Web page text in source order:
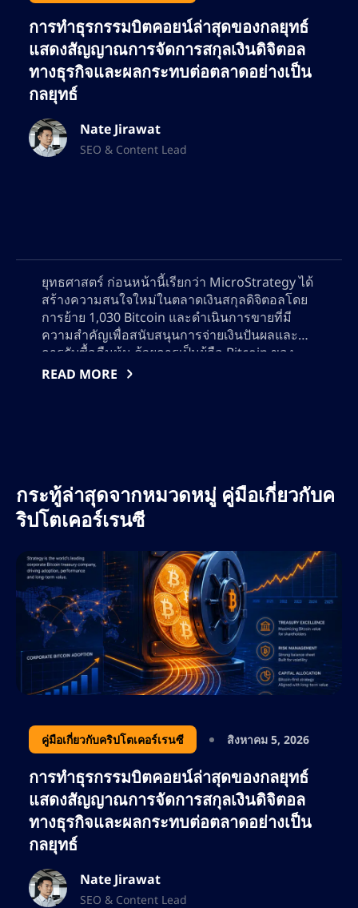
บล็อกเชน และการตลาดที่ขับเคลื่อนด้วยข้อมูล
เนทยังคงขยายขอบเขตในวงการ SEO อย่างต่อ
เนื่อง ช่วยให้แบรนด์ต่างๆ เพิ่มการมองเห็นทาง
ออนไลน์ให้สูงสุด และดึงดูดกลุ่มลูกค้าที่ภักดีทั้ง
เทรดเดอร์และนักลงทุน
การทำธุรกรรมบิตคอยน์ล่าสุดของกลยุทธ์
แสดงสัญญาณการจัดการสกุลเงินดิจิตอล
ทางธุรกิจและผลกระทบต่อตลาดอย่างเป็น
กลยุทธ์
Nate Jirawat
SEO & Content Lead
ยุทธศาสตร์ ก่อนหน้านี้เรียกว่า MicroStrategy ได้
สร้างความสนใจใหม่ในตลาดเงินสกุลดิจิตอลโดย
การย้าย 1,030 Bitcoin และดำเนินการขายที่มี
ความสำคัญเพื่อสนับสนุนการจ่ายเงินปันผลและ
การรับซื้อคืนหุ้น ด้วยการเป็นผู้ถือ Bitcoin ของ
องค์กรที่ใหญ่ที่สุดในโลก ยุทธศาสตร์และการปรับ
READ MORE
กระทู้ล่าสุดจากหมวดหมู่ คู่มือเกี่ยวกับค
ริปโตเคอร์เรนซี
คู่มือเกี่ยวกับคริปโตเคอร์เรนซี สิงหาคม 5, 2026
การทำธุรกรรมบิตคอยน์ล่าสุดของกลยุทธ์
แสดงสัญญาณการจัดการสกุลเงินดิจิตอล
ทางธุรกิจและผลกระทบต่อตลาดอย่างเป็น
กลยุทธ์
Nate Jirawat
SEO & Content Lead